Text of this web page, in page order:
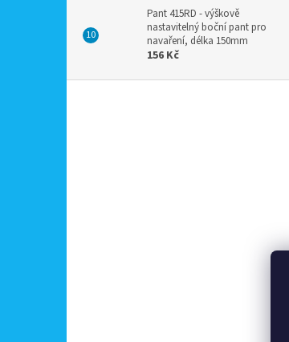
Pant 415RD - výškově
nastavitelný boční pant pro
navaření, délka 150mm
156 Kč